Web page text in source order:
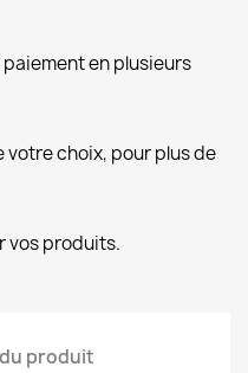
en plusieurs
choix, pour plus de
vos produits.
produit